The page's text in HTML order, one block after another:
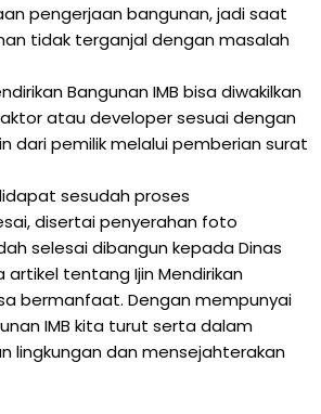
pengerjaan bangunan, jadi saat
tidak terganjal dengan masalah
Bangunan IMB bisa diwakilkan
atau developer sesuai dengan
dari pemilik melalui pemberian surat
sesudah proses
disertai penyerahan foto
selesai dibangun kepada Dinas
artikel tentang Ijin Mendirikan
bermanfaat. Dengan mempunyai
IMB kita turut serta dalam
lingkungan dan mensejahterakan